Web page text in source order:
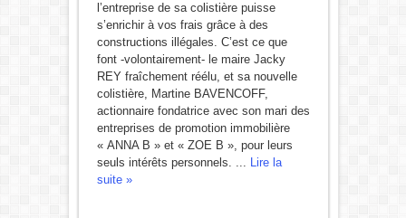
l’entreprise de sa colistière puisse
s’enrichir à vos frais grâce à des
constructions illégales. C’est ce que
font -volontairement- le maire Jacky
REY fraîchement réélu, et sa nouvelle
colistière, Martine BAVENCOFF,
actionnaire fondatrice avec son mari des
entreprises de promotion immobilière
« ANNA B » et « ZOE B », pour leurs
seuls intérêts personnels. ... Lire la
suite »